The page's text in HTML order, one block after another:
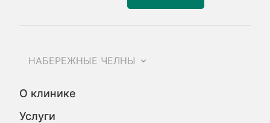
НАБЕРЕЖНЫЕ ЧЕЛНЫ
О клинике
Услуги